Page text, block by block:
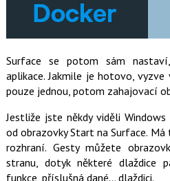
Surface se potom sám
aplikace. Jakmile je hotovo,
pouze jednou, potom zahajovací
Jestliže jste někdy viděli
od obrazovky Start na Surface.
rozhraní. Gesty můžete
stranu, dotyk některé dlaždice
funkce, příslušná dané… dlaždici.